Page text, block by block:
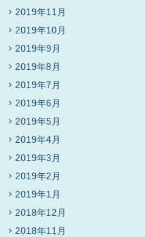
2019年11月
2019年10月
2019年9月
2019年8月
2019年7月
2019年6月
2019年5月
2019年4月
2019年3月
2019年2月
2019年1月
2018年12月
2018年11月